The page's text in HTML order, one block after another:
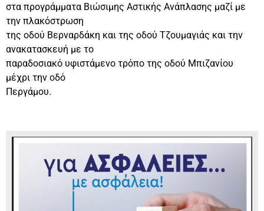
στα προγράμματα Βιώσιμης Αστικής Ανάπλασης μαζί με
την πλακόστρωση
της οδού Βερναρδάκη και της οδού Τζουμαγιάς και την
ανακατασκευή με το
παραδοσιακό υφιστάμενο τρόπο της οδού Μπιζανίου
μέχρι την οδό
Περγάμου.